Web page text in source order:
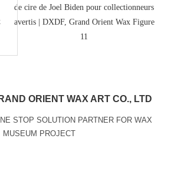
ORIENT WAX ART CO., LTD
STOP SOLUTION PARTNER FOR WAX
MUSEUM PROJECT